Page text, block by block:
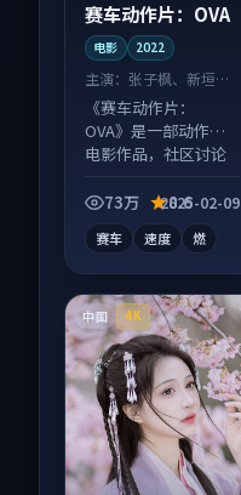
赛车动作片：OVA
电影 2022
主演： 张子枫、新垣结
衣 等
《赛车动作片：
OVA》是一部动作向
电影作品，社区讨论
看。73万 8.6
2025-02-09
赛车 速度 燃
中国 4K